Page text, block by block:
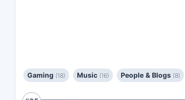
Gaming (18) Music (16) People & Blogs (8)